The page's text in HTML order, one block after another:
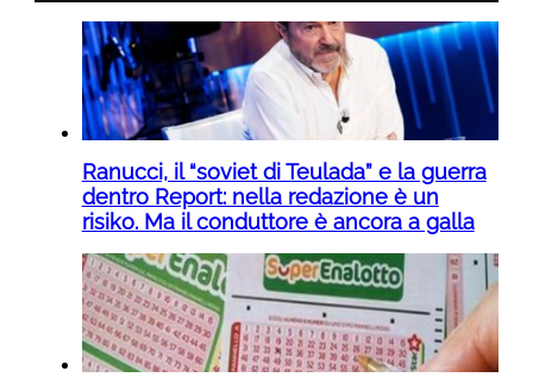
Ranucci, il “soviet di Teulada” e la guerra
dentro Report: nella redazione è un
risiko. Ma il conduttore è ancora a galla